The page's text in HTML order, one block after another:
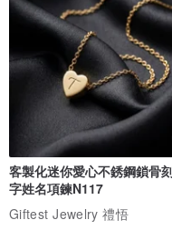
客製化迷你愛心不銹鋼鎖骨
字姓名項鍊N117
Giftest Jewelry 禮悟